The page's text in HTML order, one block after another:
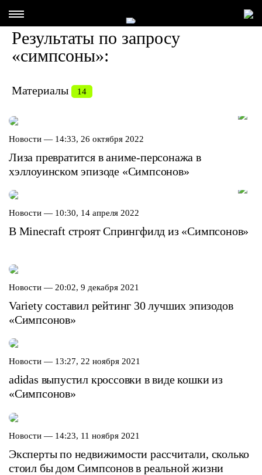
Результаты по запросу
«симпсоны»:
Материалы 14
Новости — 14:33, 26 октября 2022
Лиза превратится в аниме-персонажа в
хэллоуинском эпизоде «Симпсонов»
Новости — 10:30, 14 апреля 2022
В Minecraft строят Спрингфилд из «Симпсонов»
Новости — 20:02, 9 декабря 2021
Variety составил рейтинг 30 лучших эпизодов
«Симпсонов»
Новости — 13:27, 22 ноября 2021
adidas выпустил кроссовки в виде кошки из
«Симпсонов»
Новости — 14:23, 11 ноября 2021
Эксперты по недвижимости рассчитали, сколько
стоил бы дом Симпсонов в реальной жизни